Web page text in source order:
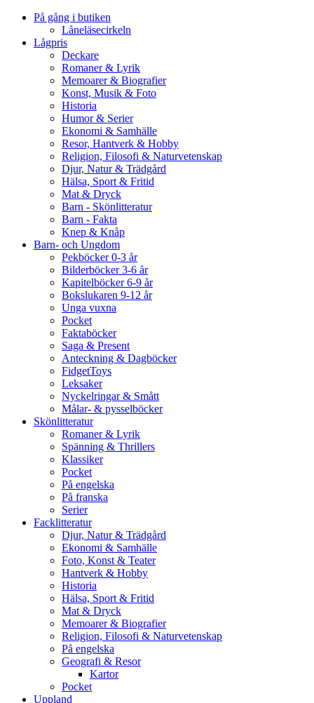
På gång i butiken
Låneläsecirkeln
Lågpris
Deckare
Romaner & Lyrik
Memoarer & Biografier
Konst, Musik & Foto
Historia
Humor & Serier
Ekonomi & Samhälle
Resor, Hantverk & Hobby
Religion, Filosofi & Naturvetenskap
Djur, Natur & Trädgård
Hälsa, Sport & Fritid
Mat & Dryck
Barn - Skönlitteratur
Barn - Fakta
Knep & Knåp
Barn- och Ungdom
Pekböcker 0-3 år
Bilderböcker 3-6 år
Kapitelböcker 6-9 år
Bokslukaren 9-12 år
Unga vuxna
Pocket
Faktaböcker
Saga & Present
Anteckning & Dagböcker
FidgetToys
Leksaker
Nyckelringar & Smått
Målar- & pysselböcker
Skönlitteratur
Romaner & Lyrik
Spänning & Thrillers
Klassiker
Pocket
På engelska
På franska
Serier
Facklitteratur
Djur, Natur & Trädgård
Ekonomi & Samhälle
Foto, Konst & Teater
Hantverk & Hobby
Historia
Hälsa, Sport & Fritid
Mat & Dryck
Memoarer & Biografier
Religion, Filosofi & Naturvetenskap
På engelska
Geografi & Resor
Kartor
Pocket
Uppland